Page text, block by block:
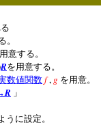
。
意する。
Rを用意する。
数値関数 f, g を用意。
R 」
うに設定。